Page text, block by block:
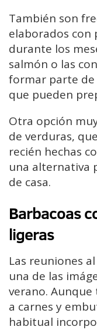
También son
elaborados con
durante los
salmón o las
formar parte de
que pueden
Otra opción
de verduras,
recién hechas
una alternativa
de casa.
Barbacoas
ligeras
Las reuniones
una de las
verano.
a carnes y
habitual